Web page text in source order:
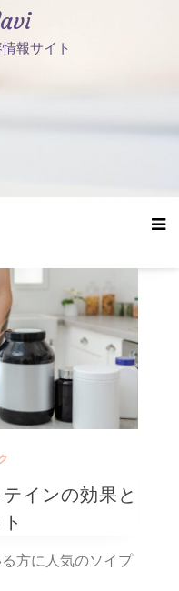
報サイト
インの効果と
方に人気のソイプ